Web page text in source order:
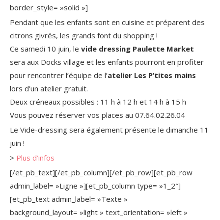
border_style= »solid »]
Pendant que les enfants sont en cuisine et préparent des
citrons givrés, les grands font du shopping !
Ce samedi 10 juin, le vide dressing Paulette Market
sera aux Docks village et les enfants pourront en profiter
pour rencontrer l’équipe de l’atelier Les P’tites mains
lors d’un atelier gratuit.
Deux créneaux possibles : 11 h à 12 h et 14 h à 15 h
Vous pouvez réserver vos places au 07.64.02.26.04
Le Vide-dressing sera également présente le dimanche 11
juin !
> Plus d’infos
[/et_pb_text][/et_pb_column][/et_pb_row][et_pb_row
admin_label= »Ligne »][et_pb_column type= »1_2″]
[et_pb_text admin_label= »Texte »
background_layout= »light » text_orientation= »left »